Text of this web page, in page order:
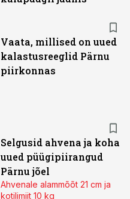
Vaata, millised on uued
kalastusreeglid Pärnu
piirkonnas
Selgusid ahvena ja koha
uued püügipiirangud
Pärnu jõel
Ahvenale alammõõt 21 cm ja
kotilimiit 10 kg